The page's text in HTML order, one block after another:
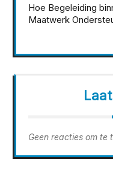
Hoe Begeleiding
Maatwerk
Geen reacties om te